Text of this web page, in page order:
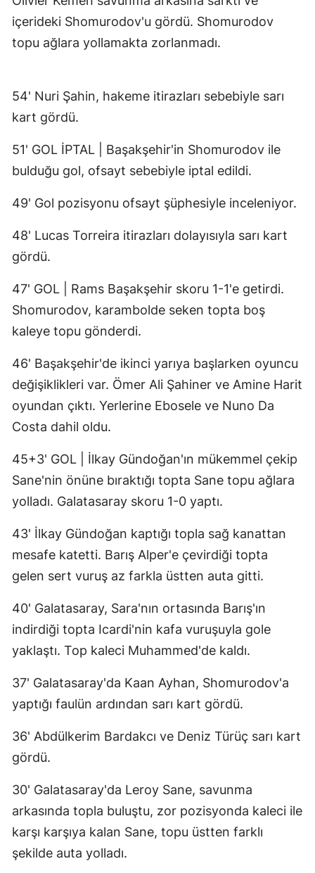
içerideki Shomurodov'u gördü. Shomurodov
topu ağlara yollamakta zorlanmadı.
54' Nuri Şahin, hakeme itirazları sebebiyle sarı
kart gördü.
51' GOL İPTAL | Başakşehir'in Shomurodov ile
bulduğu gol, ofsayt sebebiyle iptal edildi.
49' Gol pozisyonu ofsayt şüphesiyle inceleniyor.
48' Lucas Torreira itirazları dolayısıyla sarı kart
gördü.
47' GOL | Rams Başakşehir skoru 1-1'e getirdi.
Shomurodov, karambolde seken topta boş
kaleye topu gönderdi.
46' Başakşehir'de ikinci yarıya başlarken oyuncu
değişiklikleri var. Ömer Ali Şahiner ve Amine Harit
oyundan çıktı. Yerlerine Ebosele ve Nuno Da
Costa dahil oldu.
45+3' GOL | İlkay Gündoğan'ın mükemmel çekip
Sane'nin önüne bıraktığı topta Sane topu ağlara
yolladı. Galatasaray skoru 1-0 yaptı.
43' İlkay Gündoğan kaptığı topla sağ kanattan
mesafe katetti. Barış Alper'e çevirdiği topta
gelen sert vuruş az farkla üstten auta gitti.
40' Galatasaray, Sara'nın ortasında Barış'ın
indirdiği topta Icardi'nin kafa vuruşuyla gole
yaklaştı. Top kaleci Muhammed'de kaldı.
37' Galatasaray'da Kaan Ayhan, Shomurodov'a
yaptığı faulün ardından sarı kart gördü.
36' Abdülkerim Bardakcı ve Deniz Türüç sarı kart
gördü.
30' Galatasaray'da Leroy Sane, savunma
arkasında topla buluştu, zor pozisyonda kaleci ile
karşı karşıya kalan Sane, topu üstten farklı
şekilde auta yolladı.